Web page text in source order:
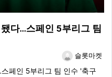
다…스페인 5부리그 팀
등록자슬롯마켓
페인 5부리그 팀 인수 '축구